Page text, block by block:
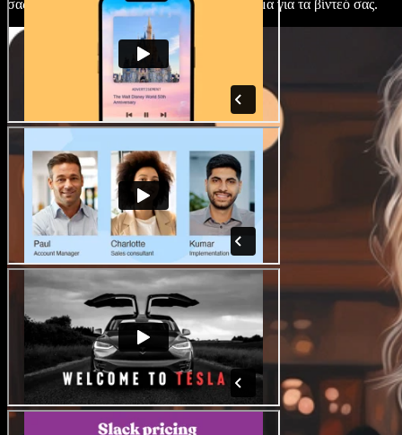
σας βοηθά να πετύχετε το ιδανικό αποτέλεσμα για τα βίντεό σας.